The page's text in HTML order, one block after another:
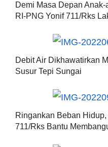
Demi Masa Depan
RI-PNG Yonif 711/Rks
Debit Air Dikhawatirkan
Susur Tepi Sungai
Ringankan Beban
711/Rks Bantu